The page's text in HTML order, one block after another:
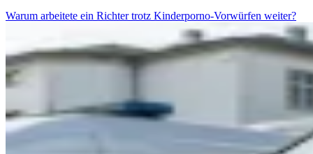
Warum arbeitete ein Richter trotz Kinderporno-Vorwürfen weiter?